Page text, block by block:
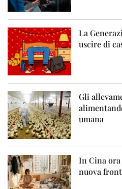
La
uscire di
Gli
umana
In Cina
nuova